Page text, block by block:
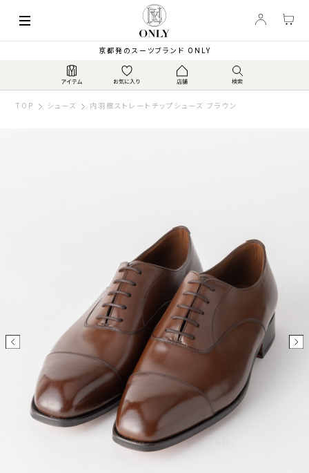
京都発のスーツブランド ONLY
TOP シューズ 内羽根ストレートチップシューズ ブラウン